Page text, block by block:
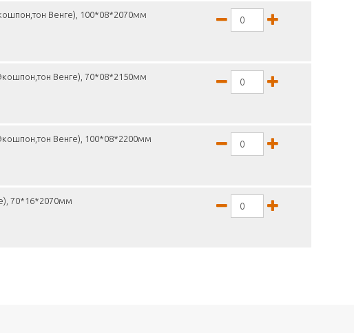
Венге), 100*08*2070мм
Венге), 70*08*2150мм
Венге), 100*08*2200мм
70*16*2070мм